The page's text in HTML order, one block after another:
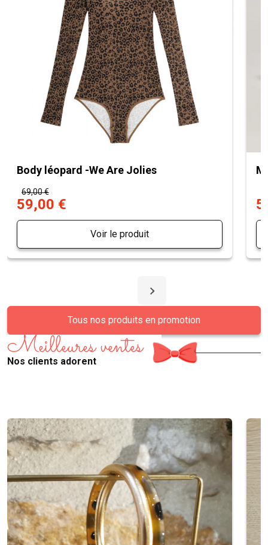
Body léopard -We Are Jolies
69,00 €
59,00 €
Voir le produit
Tous nos produits en promotion
Meilleures ventes
Nos clients adorent